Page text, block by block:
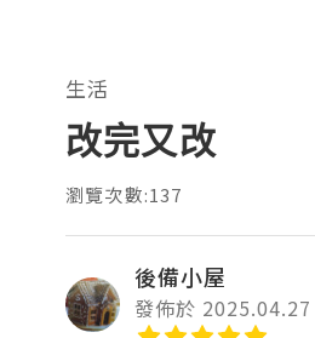
生活
改完又改
瀏覽次數:137
後備小屋
發佈於 2025.04.27